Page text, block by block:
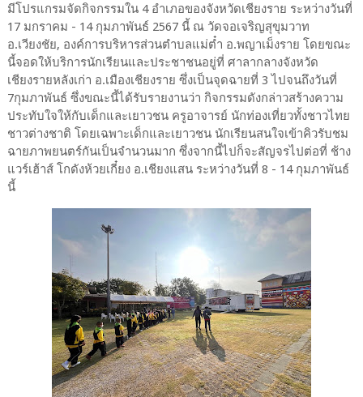
มีโปรแกรมจัดกิจกรรมใน 4 อำเภอของจังหวัดเชียงราย ระหว่างวันที่
17 มกราคม - 14 กุมภาพันธ์ 2567 นี้ ณ วัดจอเจริญสุขุมวาท
อ.เวียงชัย, องค์การบริหารส่วนตำบลแม่ต๋ำ อ.พญาเม็งราย โดยขณะ
นี้จอดให้บริการนักเรียนและประชาชนอยู่ที่ ศาลากลางจังหวัด
เชียงรายหลังเก่า อ.เมืองเชียงราย ซึ่งเป็นจุดฉายที่ 3 ไปจนถึงวันที่
7กุมภาพันธ์ ซึ่งขณะนี้ได้รับรายงานว่า กิจกรรมดังกล่าวสร้างความ
ประทับใจให้กับเด็กและเยาวชน ครูอาจารย์ นักท่องเที่ยวทั้งชาวไทย
ชาวต่างชาติ โดยเฉพาะเด็กและเยาวชน นักเรียนสนใจเข้าคิวรับชม
ฉายภาพยนตร์กันเป็นจำนวนมาก ซึ่งจากนี้ไปก็จะสัญจรไปต่อที่ ช้าง
แวร์เฮ้าส์ โกดังห้วยเกี๋ยง อ.เชียงแสน ระหว่างวันที่ 8 - 14 กุมภาพันธ์
นี้